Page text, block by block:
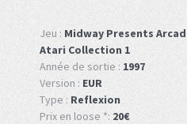
Jeu : Midway Presents
Atari Collection 1
Année de sortie : 1997
Version : EUR
Type : Reflexion
Prix en loose *: 20€